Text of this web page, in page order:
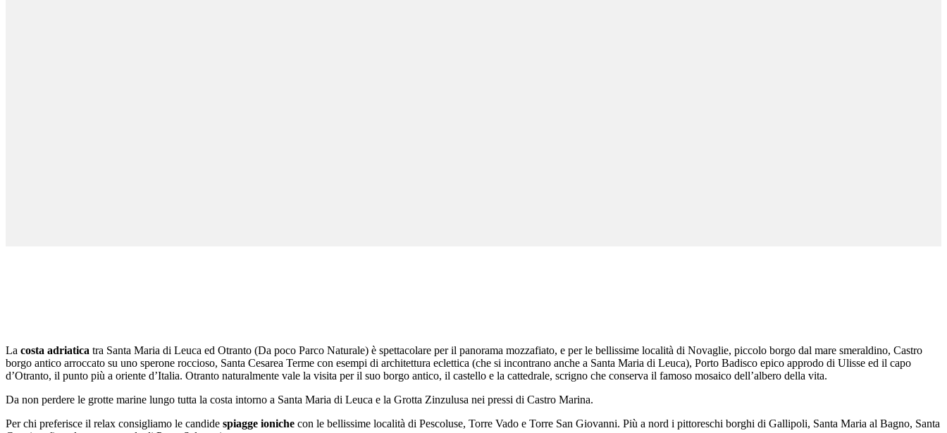
La costa adriatica tra Santa Maria di Leuca ed Otranto (Da poco Parco Naturale) è spettacolare per il panorama mozzafiato, e per le bellissime località di Novaglie, piccolo borgo dal mare smeraldino, Castro
borgo antico arroccato su uno sperone roccioso, Santa Cesarea Terme con esempi di architettura eclettica (che si incontrano anche a Santa Maria di Leuca), Porto Badisco epico approdo di Ulisse ed il capo
d’Otranto, il punto più a oriente d’Italia. Otranto naturalmente vale la visita per il suo borgo antico, il castello e la cattedrale, scrigno che conserva il famoso mosaico dell’albero della vita.
Da non perdere le grotte marine lungo tutta la costa intorno a Santa Maria di Leuca e la Grotta Zinzulusa nei pressi di Castro Marina.
Per chi preferisce il relax consigliamo le candide spiagge ioniche con le bellissime località di Pescoluse, Torre Vado e Torre San Giovanni. Più a nord i pittoreschi borghi di Gallipoli, Santa Maria al Bagno, Santa